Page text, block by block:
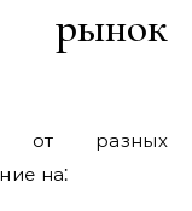
от разных
на⁚